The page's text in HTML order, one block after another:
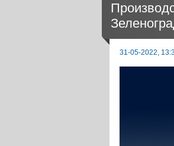
31-05-2022,